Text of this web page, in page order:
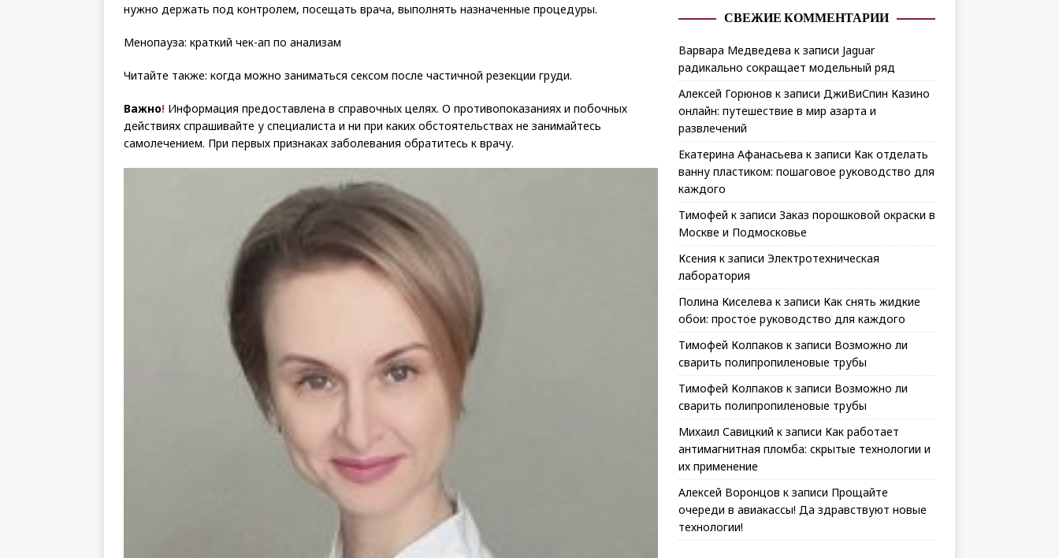
нужно держать под контролем, посещать врача, выполнять назначенные процедуры.
Менопауза: краткий чек-ап по анализам
Читайте также: когда можно заниматься сексом после частичной резекции груди.
Важно! Информация предоставлена в справочных целях. О противопоказаниях и побочных
действиях спрашивайте у специалиста и ни при каких обстоятельствах не занимайтесь
самолечением. При первых признаках заболевания обратитесь к врачу.
СВЕЖИЕ КОММЕНТАРИИ
Варвара Медведева к записи Jaguar
радикально сокращает модельный ряд
Алексей Горюнов к записи ДжиВиСпин Казино
онлайн: путешествие в мир азарта и
развлечений
Екатерина Афанасьева к записи Как отделать
ванну пластиком: пошаговое руководство для
каждого
Тимофей к записи Заказ порошковой окраски в
Москве и Подмосковье
Ксения к записи Электротехническая
лаборатория
Полина Киселева к записи Как снять жидкие
обои: простое руководство для каждого
Тимофей Колпаков к записи Возможно ли
сварить полипропиленовые трубы
Тимофей Колпаков к записи Возможно ли
сварить полипропиленовые трубы
Михаил Савицкий к записи Как работает
антимагнитная пломба: скрытые технологии и
их применение
Алексей Воронцов к записи Прощайте
очереди в авиакассы! Да здравствуют новые
технологии!